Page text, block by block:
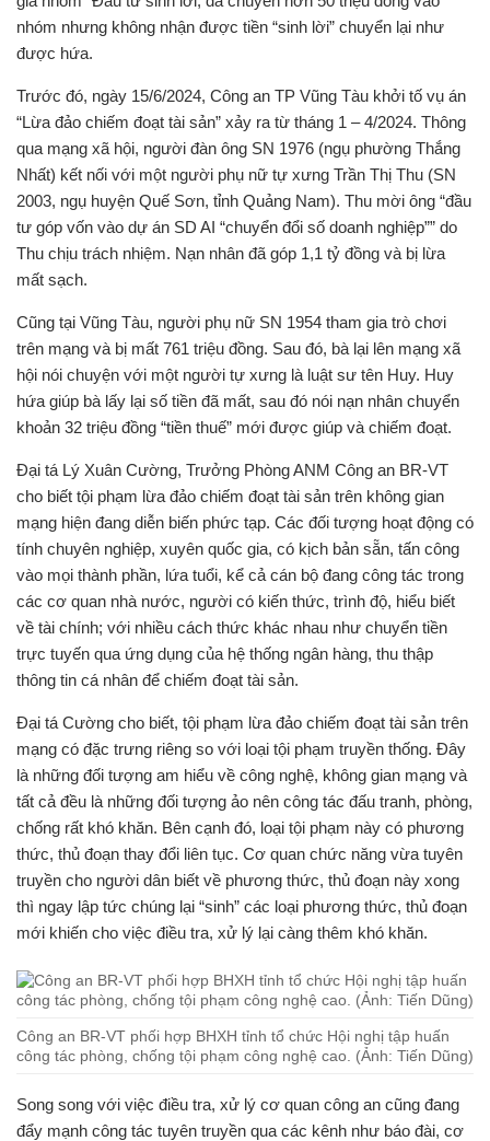
nhóm nhưng không nhận được tiền “sinh lời” chuyển lại như
được hứa.
Trước đó, ngày 15/6/2024, Công an TP Vũng Tàu khởi tố vụ án
“Lừa đảo chiếm đoạt tài sản” xảy ra từ tháng 1 – 4/2024. Thông
qua mạng xã hội, người đàn ông SN 1976 (ngụ phường Thắng
Nhất) kết nối với một người phụ nữ tự xưng Trần Thị Thu (SN
2003, ngụ huyện Quế Sơn, tỉnh Quảng Nam). Thu mời ông “đầu
tư góp vốn vào dự án SD AI “chuyển đổi số doanh nghiệp”” do
Thu chịu trách nhiệm. Nạn nhân đã góp 1,1 tỷ đồng và bị lừa
mất sạch.
Cũng tại Vũng Tàu, người phụ nữ SN 1954 tham gia trò chơi
trên mạng và bị mất 761 triệu đồng. Sau đó, bà lại lên mạng xã
hội nói chuyện với một người tự xưng là luật sư tên Huy. Huy
hứa giúp bà lấy lại số tiền đã mất, sau đó nói nạn nhân chuyển
khoản 32 triệu đồng “tiền thuế” mới được giúp và chiếm đoạt.
Đại tá Lý Xuân Cường, Trưởng Phòng ANM Công an BR-VT
cho biết tội phạm lừa đảo chiếm đoạt tài sản trên không gian
mạng hiện đang diễn biến phức tạp. Các đối tượng hoạt động có
tính chuyên nghiệp, xuyên quốc gia, có kịch bản sẵn, tấn công
vào mọi thành phần, lứa tuổi, kể cả cán bộ đang công tác trong
các cơ quan nhà nước, người có kiến thức, trình độ, hiểu biết
về tài chính; với nhiều cách thức khác nhau như chuyển tiền
trực tuyến qua ứng dụng của hệ thống ngân hàng, thu thập
thông tin cá nhân để chiếm đoạt tài sản.
Đại tá Cường cho biết, tội phạm lừa đảo chiếm đoạt tài sản trên
mạng có đặc trưng riêng so với loại tội phạm truyền thống. Đây
là những đối tượng am hiểu về công nghệ, không gian mạng và
tất cả đều là những đối tượng ảo nên công tác đấu tranh, phòng,
chống rất khó khăn. Bên cạnh đó, loại tội phạm này có phương
thức, thủ đoạn thay đổi liên tục. Cơ quan chức năng vừa tuyên
truyền cho người dân biết về phương thức, thủ đoạn này xong
thì ngay lập tức chúng lại “sinh” các loại phương thức, thủ đoạn
mới khiến cho việc điều tra, xử lý lại càng thêm khó khăn.
Công an BR-VT phối hợp BHXH tỉnh tổ chức Hội nghị tập huấn
công tác phòng, chống tội phạm công nghệ cao. (Ảnh: Tiến Dũng)
Song song với việc điều tra, xử lý cơ quan công an cũng đang
đẩy mạnh công tác tuyên truyền qua các kênh như báo đài, cơ